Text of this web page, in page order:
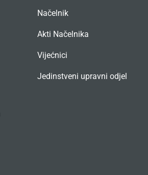
Načelnik
Akti Načelnika
Vijećnici
Jedinstveni upravni odjel